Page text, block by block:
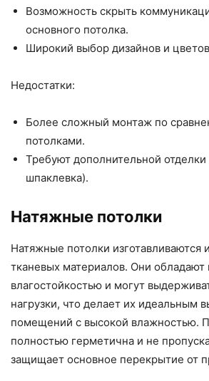
Возможность скрыть
основного потолка.
Широкий выбор дизайнов и
Недостатки:
Более сложный монтаж по
потолками.
Требуют дополнительной отделки
шпаклевка).
Натяжные потолки
Натяжные потолки изготавливаются
тканевых материалов. Они обладают
влагостойкостью и могут
нагрузки, что делает их идеальным
помещений с высокой влажностью.
полностью герметична и не
защищает основное перекрытие от